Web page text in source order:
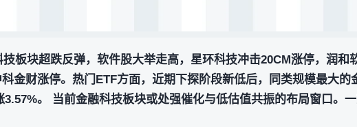
板块超跌反弹，软件股大举走高，星环科技冲击20CM涨停，润和
金财涨停。热门ETF方面，近期下探阶段新低后，同类规模最大的
3.57%。 当前金融科技板块或处强催化与低估值共振的布局窗口。